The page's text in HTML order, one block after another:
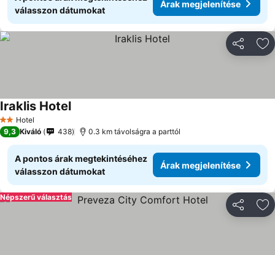
válasszon dátumokat
Árak megjelenítése
2 Kategória
Hotel
Iraklis Hotel
9,3 Kiváló 438 0.3 km távolságra a parttól
A pontos árak megtekintéséhez
válasszon dátumokat
Árak megjelenítése
Népszerű választás